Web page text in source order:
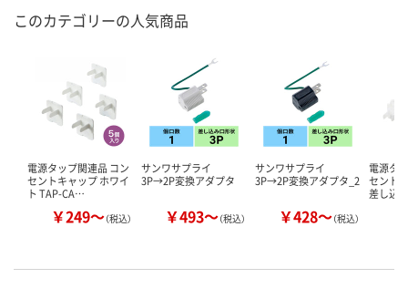
このカテゴリーの人気商品
電源タップ関連品 コン
セントキャップ ホワイ
ト TAP-CA…
￥249～（税込）
サンワサプライ
3P→2P変換アダプタ
￥493～（税込）
サンワサプライ
3P→2P変換アダプタ_2
￥428～（税込）
電源タ
セント
差し込